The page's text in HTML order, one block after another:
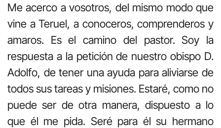
Me acerco a vosotros, del mismo modo que
vine a Teruel, a conoceros, comprenderos y
amaros. Es el camino del pastor. Soy la
respuesta a la petición de nuestro obispo D.
Adolfo, de tener una ayuda para aliviarse de
todos sus tareas y misiones. Estaré, como no
puede ser de otra manera, dispuesto a lo
que él me pida. Seré para él su hermano